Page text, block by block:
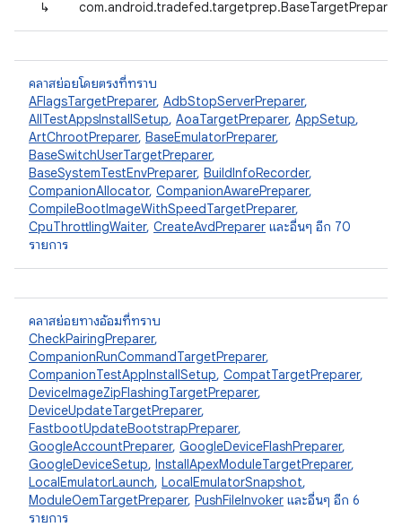
↳ com.android.tradefed.targetprep.BaseTargetPreparer
คลาสย่อยโดยตรงที่ทราบ
AFlagsTargetPreparer, AdbStopServerPreparer,
AllTestAppsInstallSetup, AoaTargetPreparer, AppSetup,
ArtChrootPreparer, BaseEmulatorPreparer,
BaseSwitchUserTargetPreparer,
BaseSystemTestEnvPreparer, BuildInfoRecorder,
CompanionAllocator, CompanionAwarePreparer,
CompileBootImageWithSpeedTargetPreparer,
CpuThrottlingWaiter, CreateAvdPreparer และอื่นๆ อีก 70
รายการ
คลาสย่อยทางอ้อมที่ทราบ
CheckPairingPreparer,
CompanionRunCommandTargetPreparer,
CompanionTestAppInstallSetup, CompatTargetPreparer,
DeviceImageZipFlashingTargetPreparer,
DeviceUpdateTargetPreparer,
FastbootUpdateBootstrapPreparer,
GoogleAccountPreparer, GoogleDeviceFlashPreparer,
GoogleDeviceSetup, InstallApexModuleTargetPreparer,
LocalEmulatorLaunch, LocalEmulatorSnapshot,
ModuleOemTargetPreparer, PushFileInvoker และอื่นๆ อีก 6
รายการ